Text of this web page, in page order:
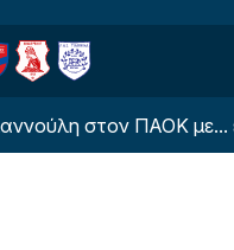
στον ΠΑΟΚ με... επικό